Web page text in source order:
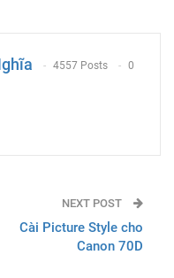
4557 Posts 0
NEXT POST
Cài Picture Style cho
Canon 70D